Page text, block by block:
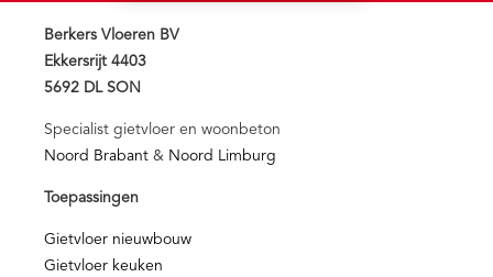
Berkers Vloeren BV
Ekkersrijt 4403
5692 DL SON
Specialist gietvloer en woonbeton
Noord Brabant & Noord Limburg
Toepassingen
Gietvloer nieuwbouw
Gietvloer keuken